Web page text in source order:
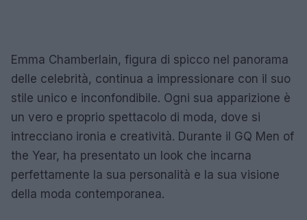
Emma Chamberlain, figura di spicco nel panorama
delle celebrità, continua a impressionare con il suo
stile unico e inconfondibile. Ogni sua apparizione è
un vero e proprio spettacolo di moda, dove si
intrecciano ironia e creatività. Durante il GQ Men of
the Year, ha presentato un look che incarna
perfettamente la sua personalità e la sua visione
della moda contemporanea.